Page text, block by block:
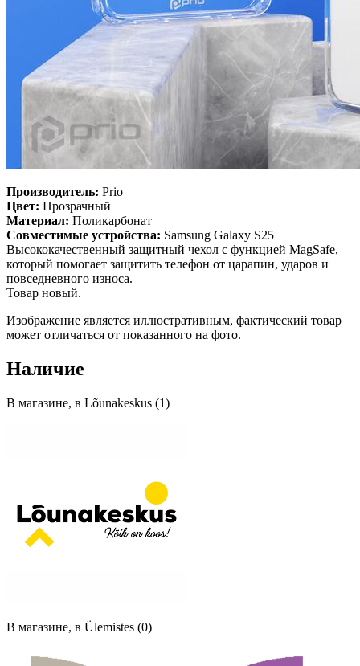
Производитель: Prio
Цвет: Прозрачный
Материал: Поликарбонат
Совместимые устройства: Samsung Galaxy S25
Высококачественный защитный чехол с функцией MagSafe,
который помогает защитить телефон от царапин, ударов и
повседневного износа.
Товар новый.
Изображение является иллюстративным, фактический товар
может отличаться от показанного на фото.
Наличие
В магазине, в Lõunakeskus (1)
В магазине, в Ülemistes (0)